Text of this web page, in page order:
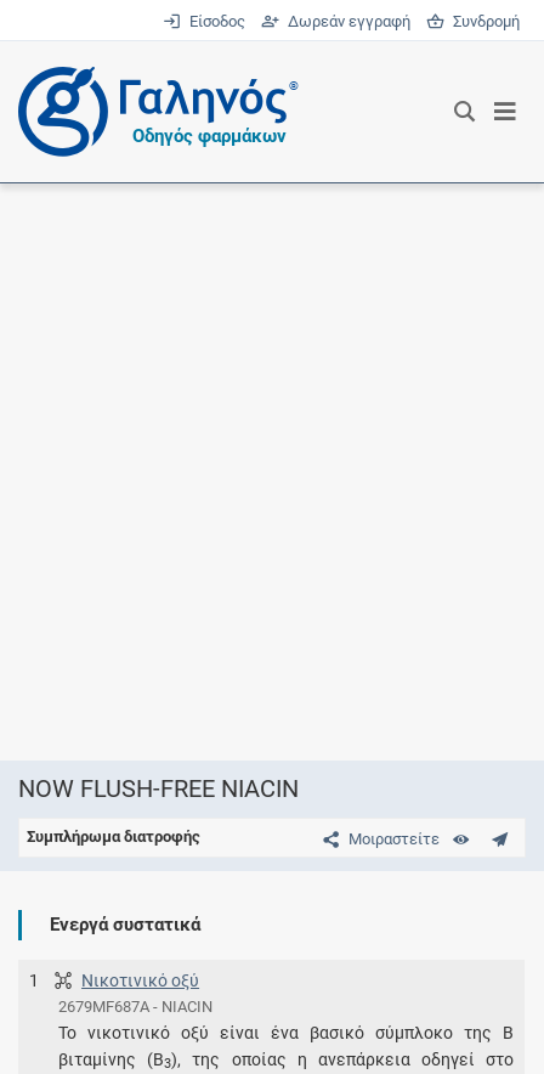
Είσοδος Δωρεάν εγγραφή Συνδρομή
®
Οδηγός φαρμάκων
NOW FLUSH-FREE NIACIN
Μοιραστείτε
Συμπλήρωμα διατροφής
Ενεργά συστατικά
1 Νικοτινικό οξύ
2679MF687A - NIACIN
Το νικοτινικό οξύ είναι ένα βασικό σύμπλοκο της Β
βιταμίνης (Β3), της οποίας η ανεπάρκεια οδηγεί στο